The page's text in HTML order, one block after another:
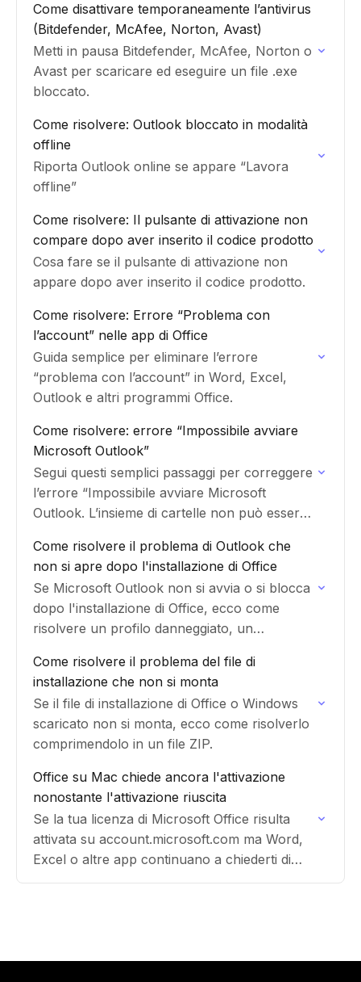
Come disattivare temporaneamente l’antivirus
(Bitdefender, McAfee, Norton, Avast)
Metti in pausa Bitdefender, McAfee, Norton o
Avast per scaricare ed eseguire un file .exe
bloccato.
Come risolvere: Outlook bloccato in modalità
offline
Riporta Outlook online se appare “Lavora
offline”
Come risolvere: Il pulsante di attivazione non
compare dopo aver inserito il codice prodotto
Cosa fare se il pulsante di attivazione non
appare dopo aver inserito il codice prodotto.
Come risolvere: Errore “Problema con
l’account” nelle app di Office
Guida semplice per eliminare l’errore
“problema con l’account” in Word, Excel,
Outlook e altri programmi Office.
Come risolvere: errore “Impossibile avviare
Microsoft Outlook”
Segui questi semplici passaggi per correggere
l’errore “Impossibile avviare Microsoft
Outlook. L’insieme di cartelle non può essere
Come risolvere il problema di Outlook che
non si apre dopo l'installazione di Office
Se Microsoft Outlook non si avvia o si blocca
dopo l'installazione di Office, ecco come
risolvere un profilo danneggiato, un
errore di importazione CSV.
Come risolvere il problema del file di
installazione che non si monta
Se il file di installazione di Office o Windows
scaricato non si monta, ecco come risolverlo
comprimendolo in un file ZIP.
Office su Mac chiede ancora l'attivazione
nonostante l'attivazione riuscita
Se la tua licenza di Microsoft Office risulta
attivata su account.microsoft.com ma Word,
Excel o altre app continuano a chiederti di
attivare, ecco come risolverlo tramite il